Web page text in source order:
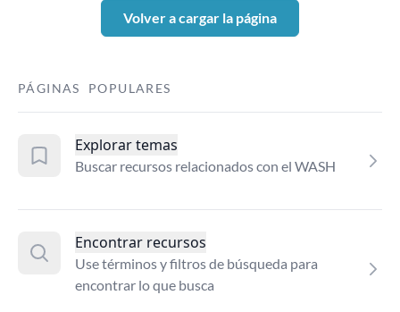
Volver a cargar la página
PÁGINAS POPULARES
Explorar temas
Buscar recursos relacionados con el WASH
Encontrar recursos
Use términos y filtros de búsqueda para
encontrar lo que busca